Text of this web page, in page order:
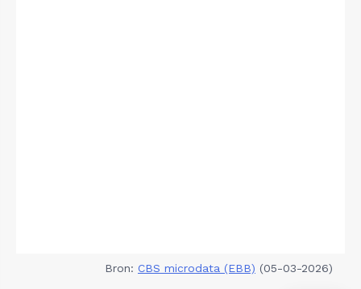
Bron: CBS microdata (EBB) (05-03-2026)